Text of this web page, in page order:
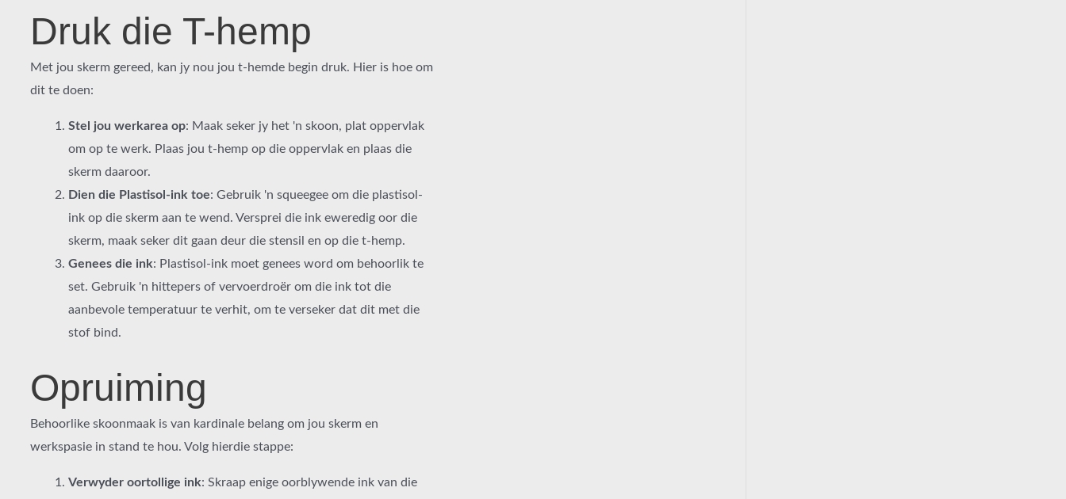
Druk die T-hemp
Met jou skerm gereed, kan jy nou jou t-hemde begin druk. Hier is hoe om
dit te doen:
Stel jou werkarea op: Maak seker jy het 'n skoon, plat oppervlak
om op te werk. Plaas jou t-hemp op die oppervlak en plaas die
skerm daaroor.
Dien die Plastisol-ink toe: Gebruik 'n squeegee om die plastisol-
ink op die skerm aan te wend. Versprei die ink eweredig oor die
skerm, maak seker dit gaan deur die stensil en op die t-hemp.
Genees die ink: Plastisol-ink moet genees word om behoorlik te
set. Gebruik 'n hittepers of vervoerdroër om die ink tot die
aanbevole temperatuur te verhit, om te verseker dat dit met die
stof bind.
Opruiming
Behoorlike skoonmaak is van kardinale belang om jou skerm en
werkspasie in stand te hou. Volg hierdie stappe:
Verwyder oortollige ink: Skraap enige oorblywende ink van die